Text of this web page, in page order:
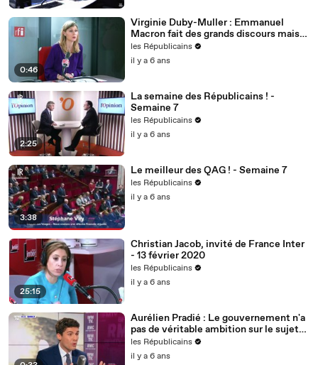
0:46
Virginie Duby-Muller : Emmanuel
Macron fait des grands discours mais
nous voulons des actes !
les Républicains
il y a 6 ans
2:25
La semaine des Républicains ! -
Semaine 7
les Républicains
il y a 6 ans
3:38
Le meilleur des QAG ! - Semaine 7
les Républicains
il y a 6 ans
25:15
Christian Jacob, invité de France Inter
- 13 février 2020
les Républicains
il y a 6 ans
Aurélien Pradié : Le gouvernement n'a
pas de véritable ambition sur le sujet
du handicap.
les Républicains
il y a 6 ans